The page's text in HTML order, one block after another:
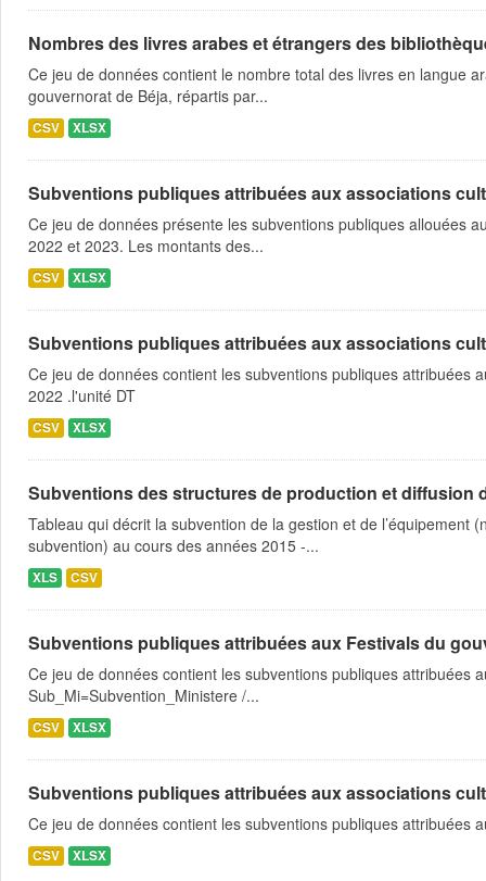
Nombres des livres arabes et étrangers des
Ce jeu de données contient le nombre total des livres en langue
gouvernorat de Béja, répartis par...
CSV XLSX
Subventions publiques attribuées aux associations
Ce jeu de données présente les subventions publiques allouées
2022 et 2023. Les montants des...
CSV XLSX
Subventions publiques attribuées aux associations
Ce jeu de données contient les subventions publiques attribuées
2022 .l'unité DT
CSV XLSX
Subventions des structures de production et diffusion
Tableau qui décrit la subvention de la gestion et de
subvention) au cours des années 2015 -...
XLS CSV
Subventions publiques attribuées aux Festivals du
Ce jeu de données contient les subventions publiques attribuées
Sub_Mi=Subvention_Ministere /...
CSV XLSX
Subventions publiques attribuées aux associations
Ce jeu de données contient les subventions publiques attribuées
CSV XLSX